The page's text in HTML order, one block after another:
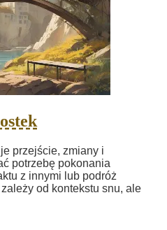
przejście, zmiany i
potrzebę pokonania
z innymi lub podróż
od kontekstu snu, ale